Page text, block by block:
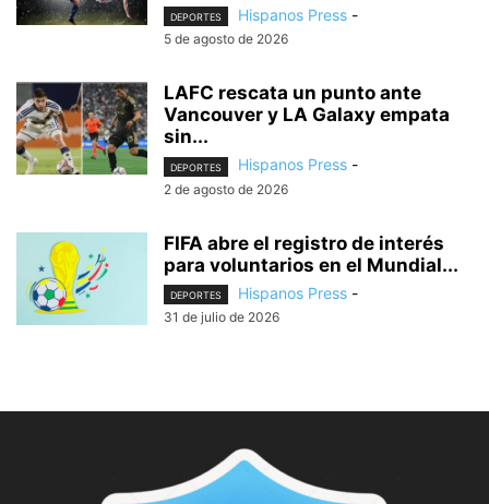
DEPORTES Hispanos Press -
5 de agosto de 2026
LAFC rescata un punto ante
Vancouver y LA Galaxy empata
sin...
DEPORTES Hispanos Press -
2 de agosto de 2026
FIFA abre el registro de interés
para voluntarios en el Mundial...
DEPORTES Hispanos Press -
31 de julio de 2026